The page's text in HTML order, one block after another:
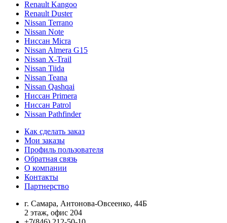
Renault Kangoo
Renault Duster
Nissan Terrano
Nissan Note
Ниссан Micra
Nissan Almera G15
Nissan X-Trail
Nissan Tiida
Nissan Teana
Nissan Qashqai
Ниссан Primera
Ниссан Patrol
Nissan Pathfinder
Как сделать заказ
Мои заказы
Профиль пользователя
Обратная связь
О компании
Контакты
Партнерство
г. Самара, Антонова-Овсеенко, 44Б
2 этаж, офис 204